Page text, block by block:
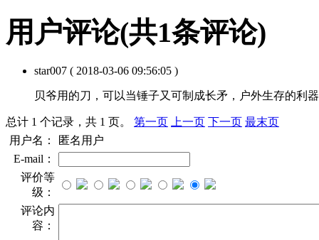
用户评论(共1条评论)
star007 ( 2018-03-06 09:56:05 )
贝爷用的刀，可以当锤子又可制成长矛，户外生存的利
总计 1 个记录，共 1 页。 第一页 上一页 下一页 最末页
用户名：
匿名用户
E-mail：
评价等
级：
评论内
容：